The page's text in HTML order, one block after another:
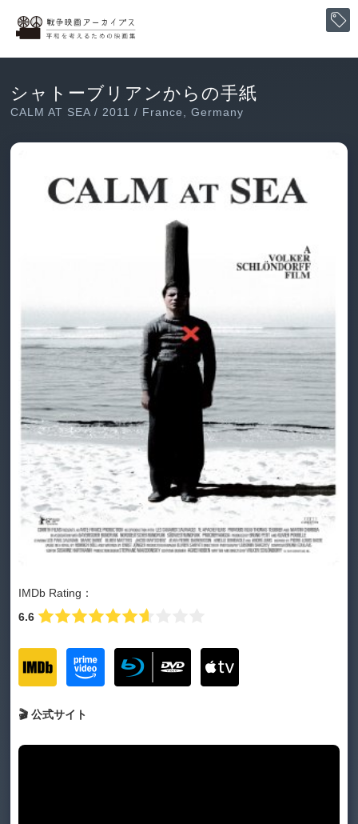
シャトーブリアンからの手紙
CALM AT SEA / 2011 / France, Germany
IMDb Rating：
6.6
🎬 公式サイト